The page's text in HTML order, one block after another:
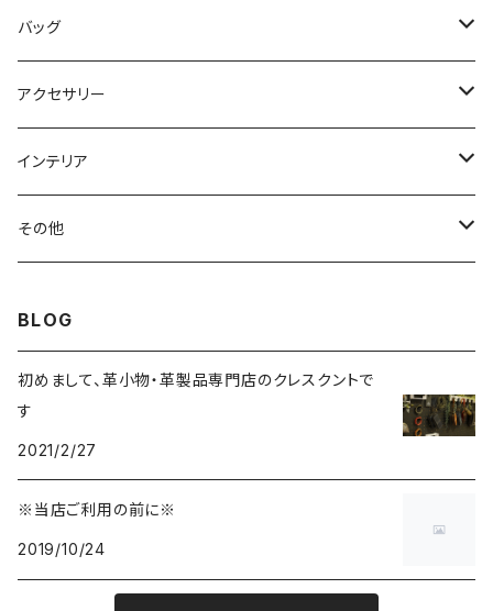
ハーフウォレット
コインケース
ペンケース
シャグポーチ
携帯灰皿
バッグ
ウエストバッグ
アクセサリー
ヘアアクセサリー
ブレスレット
インテリア
リース
その他
BLOG
初めまして、革小物・革製品専門店のクレスクントで
す
2021/2/27
※当店ご利用の前に※
2019/10/24